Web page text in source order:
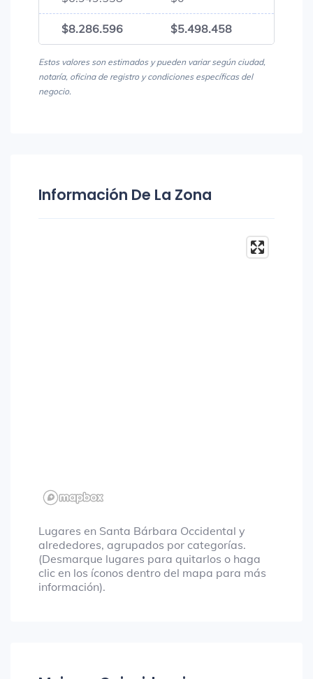
$8.286.596 $5.498.458
Estos valores son estimados y pueden variar según ciudad,
notaría, oficina de registro y condiciones específicas del
negocio.
Información De La Zona
Lugares en Santa Bárbara Occidental y
alrededores, agrupados por categorías.
(Desmarque lugares para quitarlos o haga
clic en los íconos dentro del mapa para más
información).